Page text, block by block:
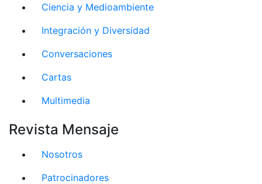
Ciencia y Medioambiente
Integración y Diversidad
Conversaciones
Cartas
Multimedia
Revista Mensaje
Nosotros
Patrocinadores